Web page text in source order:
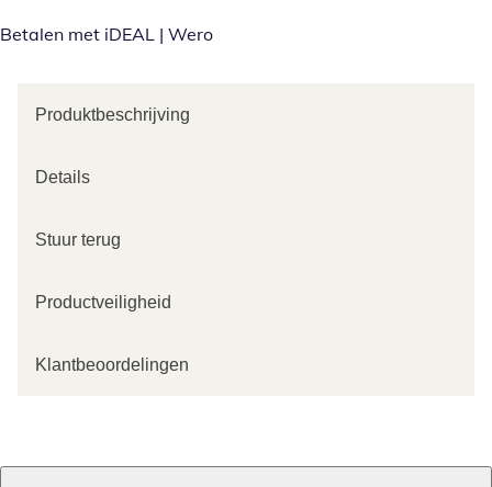
Betalen met iDEAL | Wero
Produktbeschrijving
Details
Stuur terug
Productveiligheid
Klantbeoordelingen